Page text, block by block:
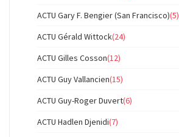
ACTU Gary F. Bengier (San Francisco)(5)
ACTU Gérald Wittock(24)
ACTU Gilles Cosson(12)
ACTU Guy Vallancien(15)
ACTU Guy-Roger Duvert(6)
ACTU Hadlen Djenidi(7)